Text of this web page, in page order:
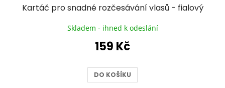
Kartáč pro snadné rozčesávání vlasů - fialový
Skladem - ihned k odeslání
159 Kč
DO KOŠÍKU